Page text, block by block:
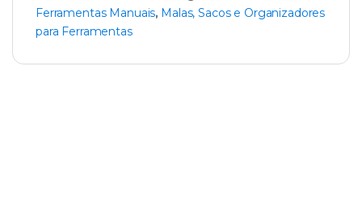
Ferramentas Manuais, Malas, Sacos e Organizadores
para Ferramentas